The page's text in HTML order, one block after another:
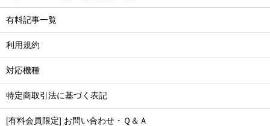
有料記事一覧
利用規約
対応機種
特定商取引法に基づく表記
[有料会員限定] お問い合わせ・Ｑ＆Ａ